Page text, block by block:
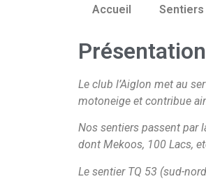
Accueil Sentiers
Présentation
Le club l’Aiglon met au
motoneige et contribue
Nos sentiers passent par
dont Mekoos, 100 Lacs,
Le sentier TQ 53 (sud-